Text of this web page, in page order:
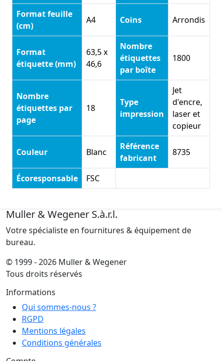
Format feuille
(cm)
A4 Coins Arrondis
Format
étiquette (mm)
63,5 x
46,6
Nombre
étiquettes
par boîte
1800
Nombre
étiquettes par
page
18
Type
impression
Jet
d'encre,
laser et
copieur
Couleur Blanc
Référence
fabricant
8735
Écoresponsable FSC
Muller & Wegener S.à.r.l.
Votre spécialiste en fournitures & équipement de
bureau.
© 1999 - 2026 Muller & Wegener
Tous droits réservés
Informations
Qui sommes-nous ?
RGPD
Mentions légales
Conditions générales